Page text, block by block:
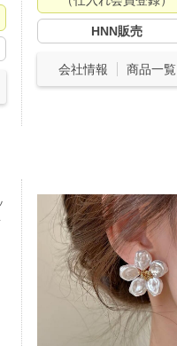
HNN販売
会社情報 商品一覧